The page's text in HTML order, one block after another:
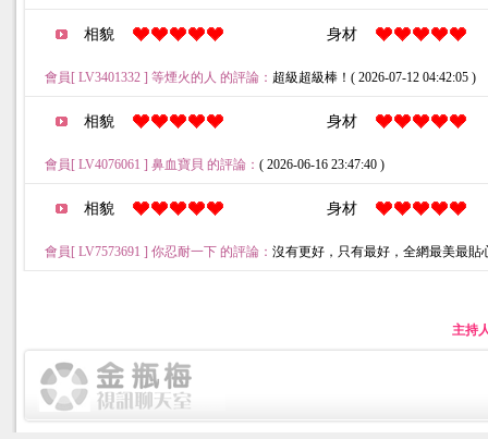
相貌 身材
會員[ LV3401332 ] 等煙火的人 的評論： 超級超級棒！( 2026-07-12 04:42:05 )
相貌 身材
會員[ LV4076061 ] 鼻血寶貝 的評論： ( 2026-06-16 23:47:40 )
相貌 身材
會員[ LV7573691 ] 你忍耐一下 的評論： 沒有更好，只有最好，全網最美最貼
主持